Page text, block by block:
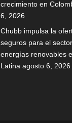
crecimiento en
6, 2026
Chubb impulsa la
seguros para el
energías renovables
Latina agosto 6, 2026